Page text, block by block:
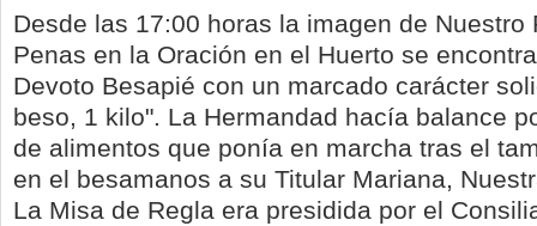
Desde las 17:00 horas la imagen de Nuestro
Penas en la Oración en el Huerto se
Devoto Besapié con un marcado carácter
beso, 1 kilo". La Hermandad hacía balance
de alimentos que ponía en marcha tras el
en el besamanos a su Titular Mariana,
La Misa de Regla era presidida por el